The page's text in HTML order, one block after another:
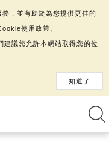
，並有助於為您提供更佳的
使用政策。
建議您允許本網站取得您的位
知道了